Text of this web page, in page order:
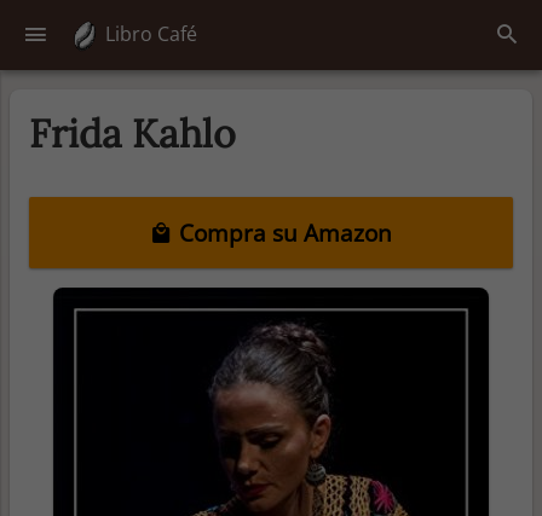
Libro Café
Frida Kahlo
Compra su Amazon